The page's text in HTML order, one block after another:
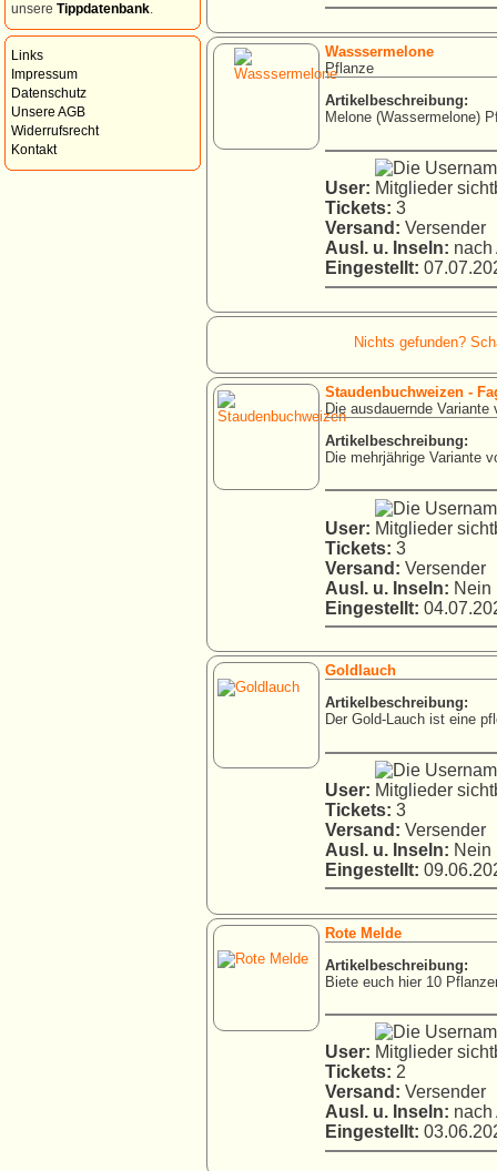
unsere Tippdatenbank
Links
Impressum
Datenschutz
Unsere AGB
Widerrufsrecht
Kontakt
Wasssermelone
Pflanze
Artikelbeschreibung:
Melone (Wassermelone)
User:
Tickets: 3
Versand: Versender
Ausl. u. Inseln: nach
Eingestellt:
Nichts gefunden?
Staudenbuchweizen -
Die ausdauernde Variante
Artikelbeschreibung:
Die mehrjährige Variante
User:
Tickets: 3
Versand: Versender
Ausl. u. Inseln: Nein
Eingestellt:
Goldlauch
Artikelbeschreibung:
Der Gold-Lauch ist eine
User:
Tickets: 3
Versand: Versender
Ausl. u. Inseln: Nein
Eingestellt:
Rote Melde
Artikelbeschreibung:
Biete euch hier 10
User:
Tickets: 2
Versand: Versender
Ausl. u. Inseln: nach
Eingestellt: